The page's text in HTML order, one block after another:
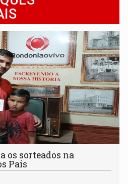
os sorteados na
Pais